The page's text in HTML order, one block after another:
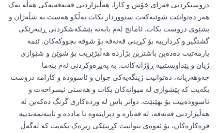
دروستکردنی فەزای خۆش و کارا. هەڵبژاردنی قەنەفەیەکی هەڵە نەک
هەر دەتوانێت شوێنەکەت سنووردار بکات بەڵکو هەست بە شڵەژان و
پشێوی دروست بکات. ئامانج لەم بابەتە پێشکەشکردنی ڕێبەرێکی
گشتگیر و کردارییە بۆ کڕینی قەنەفە بۆ شوقە بچووکەکان. ئێمە
یارمەتیت دەدەین باشترین بژاردە هەڵبژێریت بۆ شوێن و شێوازی
ژیان و پێداویستییە ڕۆژانەکانت. بە پەیڕەوکردنی ئەم بنەما
جەوهەریانە، دەتوانیت ژینگەیەکی جوان و ئاسوودە و کارامە دروست
بکەیت کە پێشوازی لە میوانەکان بکات و هەستی ئیسراحەت و
ئاسوودەییت بۆ بهێنێت. دواتر باس لە وردەکاری گرنگ دەکەین لە
هەڵبژاردنی قەنەفە، لە قەبارە و دیزاینەوە تا ماددە و تایبەتمەندییە
فرەکارەکان، بۆ ئەوەی بتوانیت کڕینێکی زیرەک بکەیت کە لەگەڵ